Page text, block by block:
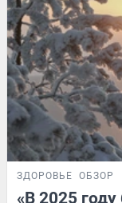
ЗДОРОВЬЕ ОБЗОР
«В 2025